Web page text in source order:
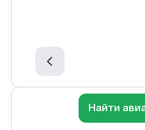
Найти